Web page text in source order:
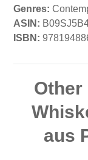
Genres:
ASIN:
ISBN:
Other
aus